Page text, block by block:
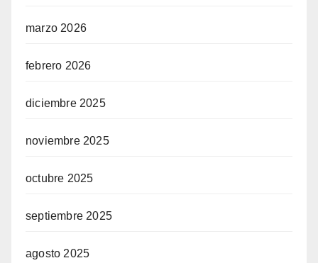
marzo 2026
febrero 2026
diciembre 2025
noviembre 2025
octubre 2025
septiembre 2025
agosto 2025